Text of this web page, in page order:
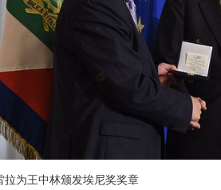
拉为王中林颁发埃尼奖奖章